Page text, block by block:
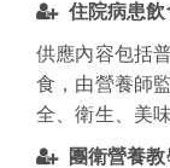
住院病患
供應內容包括
食，由營養師
全、衛生、美
團衛營養教